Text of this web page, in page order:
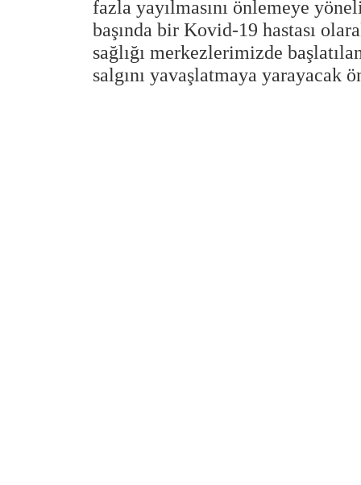
fazla yayılmasını önlemeye
başında bir Kovid-19 hastası
sağlığı merkezlerimizde
salgını yavaşlatmaya yarayacak